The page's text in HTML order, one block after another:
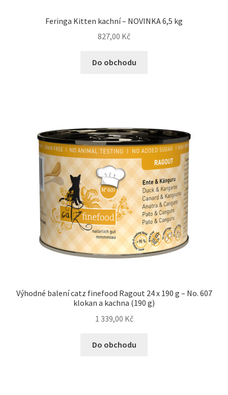
Feringa Kitten kachní – NOVINKA 6,5 kg
827,00 Kč
Do obchodu
Výhodné balení catz finefood Ragout 24 x 190 g – No. 607
klokan a kachna (190 g)
1 339,00 Kč
Do obchodu